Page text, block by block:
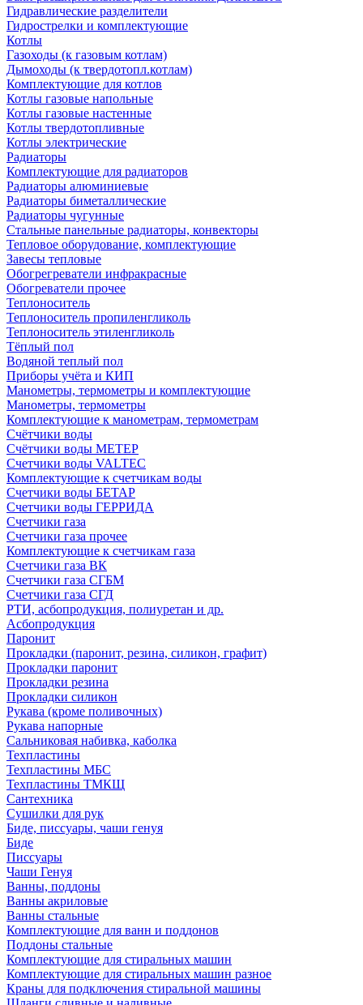
Гидравлические разделители
Гидрострелки и комплектующие
Котлы
Газоходы (к газовым котлам)
Дымоходы (к твердотопл.котлам)
Комплектующие для котлов
Котлы газовые напольные
Котлы газовые настенные
Котлы твердотопливные
Котлы электрические
Радиаторы
Комплектующие для радиаторов
Радиаторы алюминиевые
Радиаторы биметаллические
Радиаторы чугунные
Стальные панельные радиаторы, конвекторы
Тепловое оборудование, комплектующие
Завесы тепловые
Обогрегреватели инфракрасные
Обогреватели прочее
Теплоноситель
Теплоноситель пропиленгликоль
Теплоноситель этиленгликоль
Тёплый пол
Водяной теплый пол
Приборы учёта и КИП
Манометры, термометры и комплектующие
Манометры, термометры
Комплектующие к манометрам, термометрам
Счётчики воды
Счётчики воды МЕТЕР
Счетчики воды VALTEC
Комплектующие к счетчикам воды
Счетчики воды БЕТАР
Счетчики воды ГЕРРИДА
Счетчики газа
Счетчики газа прочее
Комплектующие к счетчикам газа
Счетчики газа ВК
Счетчики газа СГБМ
Счетчики газа СГД
РТИ, асбопродукция, полиуретан и др.
Асбопродукция
Паронит
Прокладки (паронит, резина, силикон, графит)
Прокладки паронит
Прокладки резина
Прокладки силикон
Рукава (кроме поливочных)
Рукава напорные
Сальниковая набивка, каболка
Техпластины
Техпластины МБС
Техпластины ТМКЩ
Сантехника
Сушилки для рук
Биде, писсуары, чаши генуя
Биде
Писсуары
Чаши Генуя
Ванны, поддоны
Ванны акриловые
Ванны стальные
Комплектующие для ванн и поддонов
Поддоны стальные
Комплектующие для стиральных машин
Комплектующие для стиральных машин разное
Краны для подключения стиральной машины